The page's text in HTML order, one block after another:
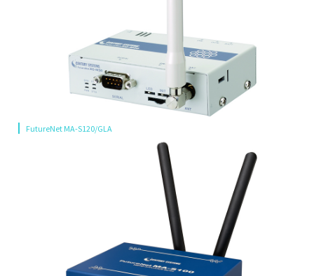
FutureNet MA-S120/GLA